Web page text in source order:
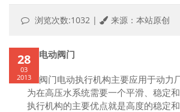
浏览次数:1032 | 来源：本站原创
28
03
2013
电动阀门
阀门电动执行机构主要应用于动力
为在高压水系统需要一个平滑、稳定
执行机构的主要优点就是高度的稳定